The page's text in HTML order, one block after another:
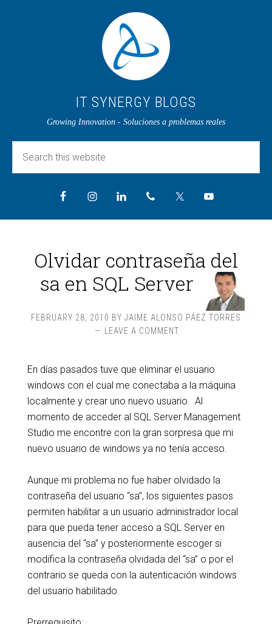
IT SYNERGY BLOGS
Growing Innovation - Soluciones a problemas reales
Olvidar contraseña del
sa en SQL Server
FEBRUARY 28, 2010 BY JAIME ALONSO PÁEZ TORRES
LEAVE A COMMENT
En días pasados tuve que eliminar el usuario
windows con el cual me conectaba a la máquina
localmente y crear uno nuevo usuario. Al
momento de acceder al SQL Server Management
Studio me encontre con la gran sorpresa que mi
nuevo usuario de windows ya no tenía acceso.
Aunque mi problema no fue haber olvidado la
contraseña del usuario “sa”, los siguientes pasos
permiten habilitar a un usuario administrador local
para que pueda tener acceso a SQL Server en
ausencia del “sa” y posteriormente escoger si
modifica la contraseña olvidada del “sa” o por el
contrario se queda con la autenticación windows
del usuario habilitado.